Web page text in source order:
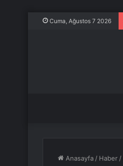
Cuma, Ağustos 7 2026
Anasayfa / Haber /